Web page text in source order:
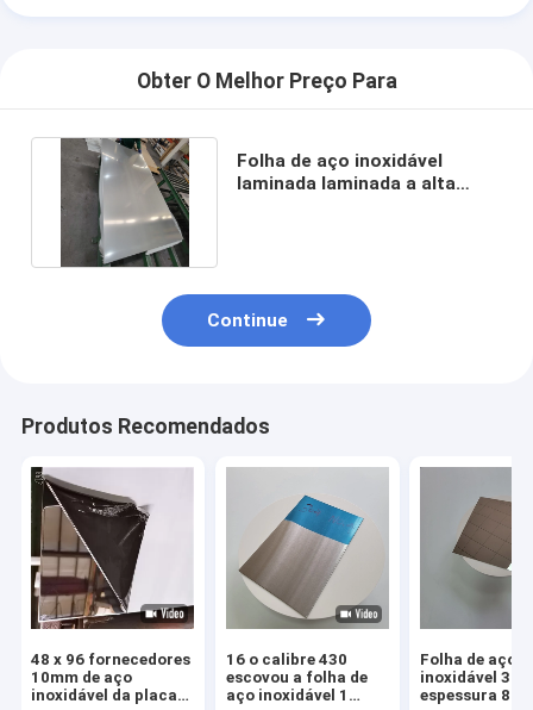
Obter O Melhor Preço Para
Folha de aço inoxidável
laminada laminada a alta
Continue
Produtos Recomendados
48 x 96 fornecedores
10mm de aço
inoxidável da placa
16 o calibre 430
escovou a folha de
aço inoxidável 1
Folha de aço
inoxidável 304
espessura 8K